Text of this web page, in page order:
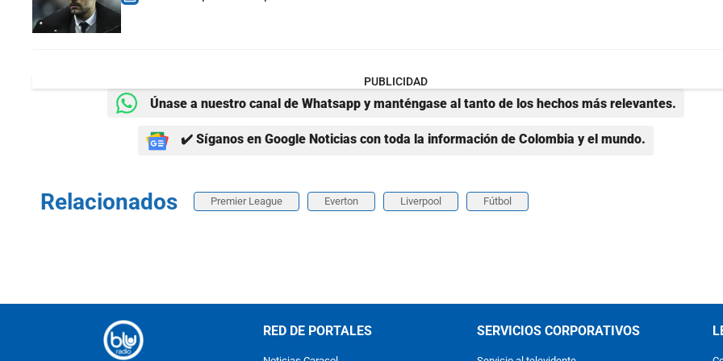
PUBLICIDAD
Únase a nuestro canal de Whatsapp y manténgase al tanto de los hechos más relevantes.
✔️ Síganos en Google Noticias con toda la información de Colombia y el mundo.
Relacionados Premier League Everton Liverpool Fútbol
RED DE PORTALES SERVICIOS CORPORATIVOS